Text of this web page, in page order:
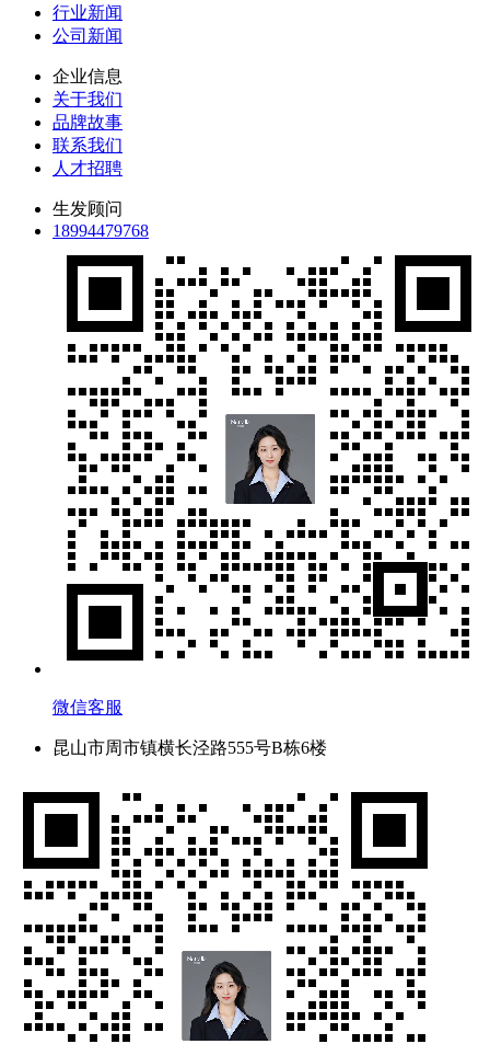
行业新闻
公司新闻
企业信息
关于我们
品牌故事
联系我们
人才招聘
生发顾问
18994479768
微信客服
昆山市周市镇横长泾路555号B栋6楼